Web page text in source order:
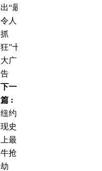
出“最
令人
抓
狂”十
大广
告
下一
篇 :
纽约
现史
上最
牛抢
劫